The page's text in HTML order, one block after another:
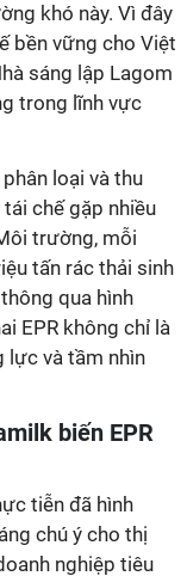
khó này. Vì đây
bền vững cho Việt
sáng lập Lagom
trong lĩnh vực
loại và thu
chế gặp nhiều
trường, mỗi
tấn rác thải sinh
qua hình
EPR không chỉ là
lực và tầm nhìn
biến EPR
tiễn đã hình
chú ý cho thị
nghiệp tiêu